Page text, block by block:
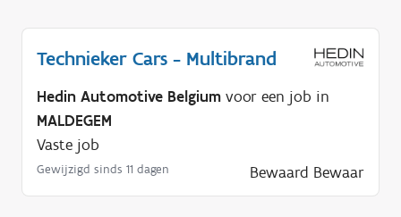
Technieker Cars - Multibrand
Hedin Automotive Belgium voor een job in
MALDEGEM
Vaste job
Gewijzigd sinds 11 dagen Bewaard Bewaar